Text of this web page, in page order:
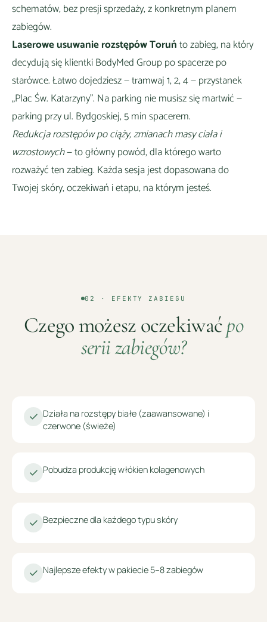
schematów, bez presji sprzedaży, z konkretnym planem
zabiegów.
Laserowe usuwanie rozstępów Toruńto zabieg, na który
decydują się klientki BodyMed Grouppo spacerze po
starówce. Łatwo dojedziesz —tramwaj 1, 2, 4 — przystanek
„Plac Św. Katarzyny". Na parking nie musisz się martwić —
parking przy ul. Bydgoskiej, 5 min spacerem.
Redukcja rozstępów po ciąży, zmianach masy ciała i
wzrostowych— to główny powód, dla którego warto
rozważyć ten zabieg. Każda sesja jest dopasowana do
Twojej skóry, oczekiwań i etapu, na którym jesteś.
02 · EFEKTY ZABIEGU
Czego możesz oczekiwaćpo
serii zabiegów?
Działa na rozstępy białe (zaawansowane) i
czerwone (świeże)
Pobudza produkcję włókien kolagenowych
Bezpieczne dla każdego typu skóry
Najlepsze efekty w pakiecie 5–8 zabiegów